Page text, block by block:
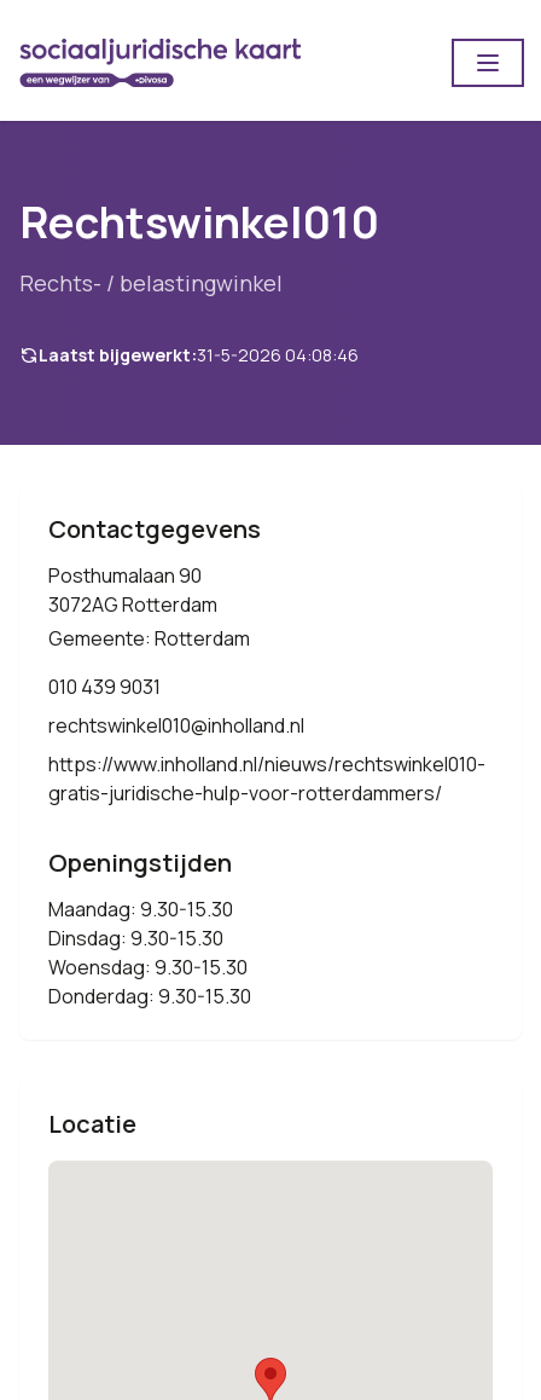
Rechtswinkel010
Rechts- / belastingwinkel
Laatst bijgewerkt:31-5-2026 04:08:46
Contactgegevens
Posthumalaan 90
3072AG Rotterdam
Gemeente: Rotterdam
010 439 9031
rechtswinkel010@inholland.nl
https://www.inholland.nl/nieuws/rechtswinkel010-
gratis-juridische-hulp-voor-rotterdammers/
Openingstijden
Maandag: 9.30-15.30
Dinsdag: 9.30-15.30
Woensdag: 9.30-15.30
Donderdag: 9.30-15.30
Locatie